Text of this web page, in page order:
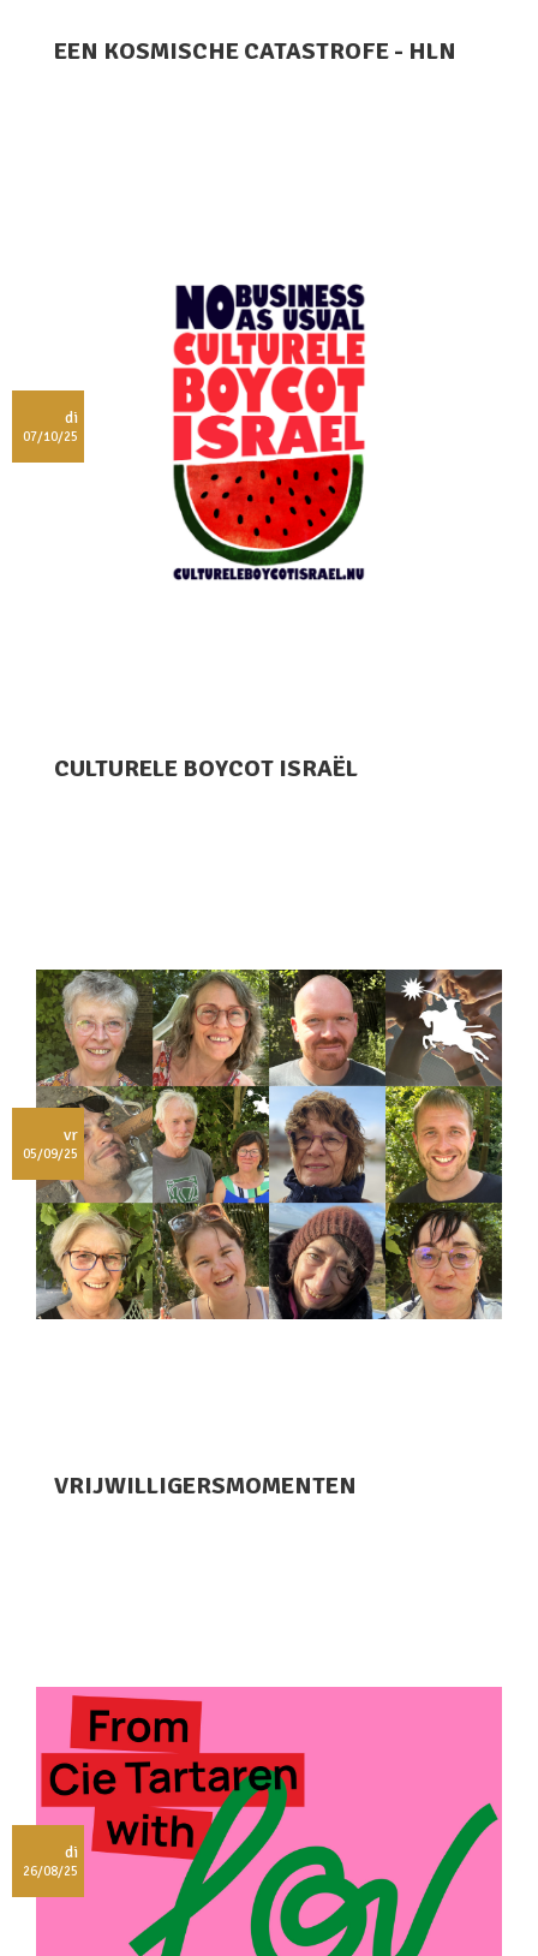
EEN KOSMISCHE CATASTROFE - HLN
di
07/10/25
CULTURELE BOYCOT ISRAËL
vr
05/09/25
VRIJWILLIGERSMOMENTEN
di
26/08/25